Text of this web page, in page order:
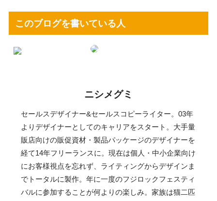
このブログを書いている人
ニシメグミ
セールスデザイナー&セールスコピーライター。03年
よりデザイナーとしてのキャリアをスタート。大手量
販店向けの販促資材・製品パッケージのデザイナーを
経て14年フリーランスに。現在は個人・中小企業向け
にお客様視点を忘れず、ライティングからデザインま
でトータルに製作。年に一度のフジロックフェスティ
バルに参加することが何よりの楽しみ。家族は猫二匹